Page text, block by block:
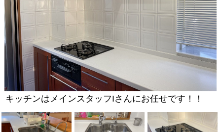
キッチンはメインスタッフIさんにお任せです！！